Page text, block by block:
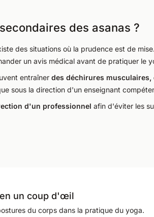
des asanas ?
des situations où la prudence est de
un avis médical avant de pratiquer le
entraîner des déchirures
sous la direction d'un enseignant
d'un professionnel afin d'éviter les
un coup d'œil
du corps dans la pratique du yoga.